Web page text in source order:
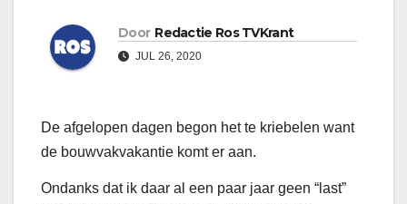
Door Redactie Ros TVKrant
JUL 26, 2020
De afgelopen dagen begon het te kriebelen want
de bouwvakvakantie komt er aan.
Ondanks dat ik daar al een paar jaar geen “last”